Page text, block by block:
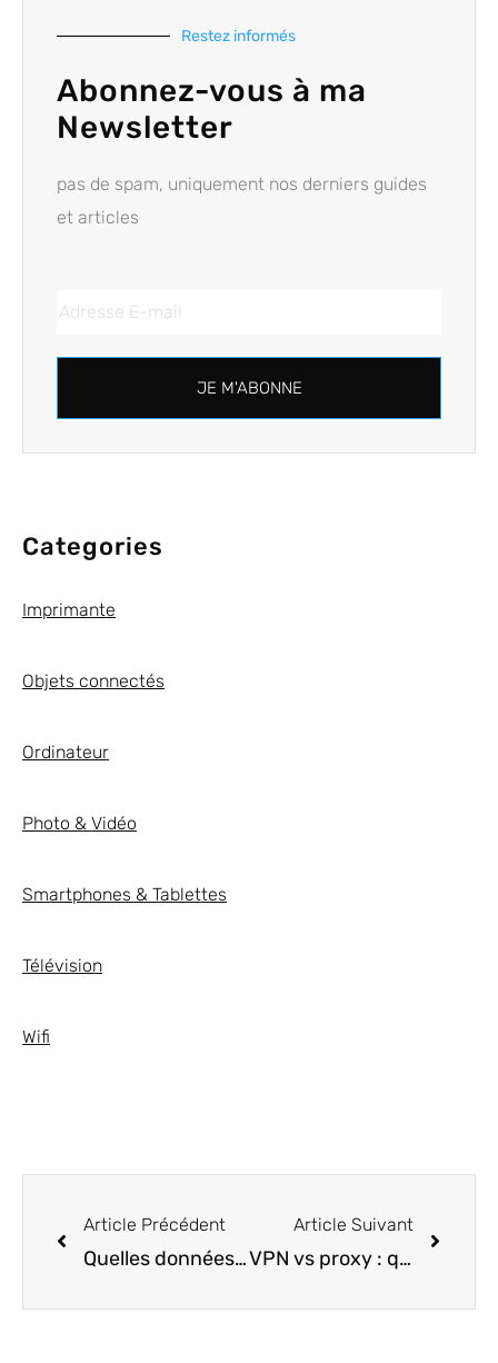
Restez informés
Abonnez-vous à ma
Newsletter
pas de spam, uniquement nos derniers guides
et articles
JE M'ABONNE
Categories
Imprimante
Objets connectés
Ordinateur
Photo & Vidéo
Smartphones & Tablettes
Télévision
Wifi
Article Précédent
Quelles données un VPN cache-t-il réellement ?
Article Suivant
VPN vs proxy : quelle est la différence